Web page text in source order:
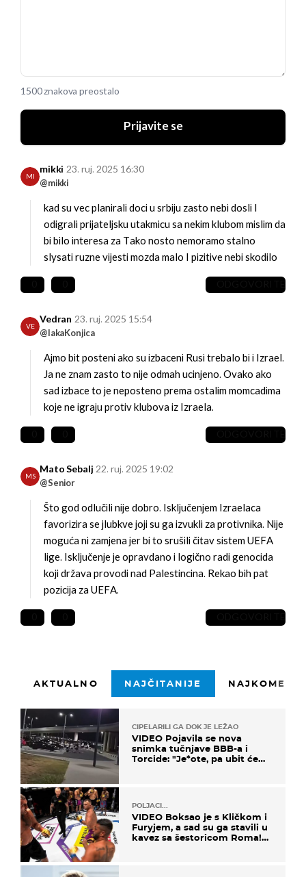
1500 znakova preostalo
Prijavite se
MI
mikki
@mikki
23. ruj. 2025 16:30
kad su vec planirali doci u srbijuzasto nebi dosli I
odigrali prijateljsku utakmicu sa nekim klubommislim da
bi bilo interesa za Tako nosto nemoramo stalno
slysati ruzne vijestimozda malo I pizitive nebi skodilo
VE
Vedran
@lakaKonjica
23. ruj. 2025 15:54
Ajmo bit posteni ako su izbaceni Rusi trebalo bi i Izrael.
Ja ne znam zasto to nije odmah ucinjeno. Ovako ako
sad izbace to je neposteno prema ostalim momcadima
koje ne igraju protiv klubova iz Izraela.
MS
Mato Sebalj
@Senior
22. ruj. 2025 19:02
Što god odlučili nije dobro. Isključenjem Izraelaca
favorizira se jlubkve joji su ga izvukli za protivnika. Nije
moguća ni zamjena jer bi to srušili čitav sistem UEFA
lige. Isključenje je opravdano i logično radi genocida
koji država provodi nad Palestincina. Rekao bih pat
pozicija za UEFA.
AKTUALNO NAJČITANIJE
CIPELARILI GA DOK JE LEŽAO
VIDEO Pojavila se nova
snimka tučnjave BBB-a i
Torcide: "Je*ote, pa ubit će
POLJACI...
VIDEO Boksao je s Kličkom i
Furyjem, a sad su ga stavili u
kavez sa šestoricom Roma!